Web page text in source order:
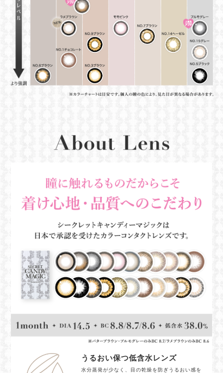
うるおい保つ低含水レンズ
水分蒸発が少なく、目の乾燥を防ぎうるおい感を